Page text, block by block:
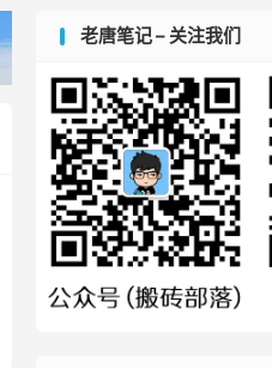
老唐笔记 – 关注我们